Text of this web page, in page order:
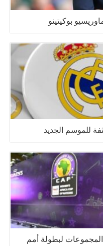
بوكيتينو
للموسم الجديد
المجموعات لبطولة أمم